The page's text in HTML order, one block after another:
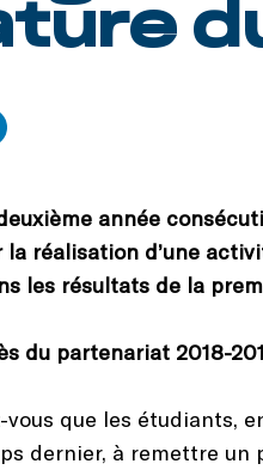
année
réalisation d’une
les résultats de la
du partenariat 2018-
vous que les étudiants,
dernier, à remettre un